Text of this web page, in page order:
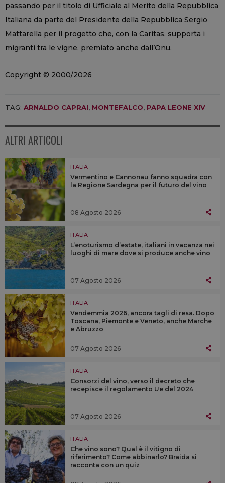
passando per il titolo di Ufficiale al Merito della Repubblica
Italiana da parte del Presidente della Repubblica Sergio
Mattarella per il progetto che, con la Caritas, supporta i
migranti tra le vigne, premiato anche dall’Onu.
Copyright © 2000/2026
TAG: ARNALDO CAPRAI, MONTEFALCO, PAPA LEONE XIV
ALTRI ARTICOLI
ITALIA
Vermentino e Cannonau fanno squadra con
la Regione Sardegna per il futuro del vino
08 Agosto 2026
ITALIA
L’enoturismo d’estate, italiani in vacanza nei
luoghi di mare dove si produce anche vino
07 Agosto 2026
ITALIA
Vendemmia 2026, ancora tagli di resa. Dopo
Toscana, Piemonte e Veneto, anche Marche
e Abruzzo
07 Agosto 2026
ITALIA
Consorzi del vino, verso il decreto che
recepisce il regolamento Ue del 2024
07 Agosto 2026
ITALIA
Che vino sono? Qual è il vitigno di
riferimento? Come abbinarlo? Braida si
racconta con un quiz